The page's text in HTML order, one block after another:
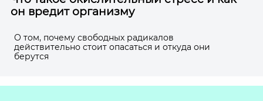
он вредит организму
О том, почему свободных радикалов
действительно стоит опасаться и откуда они
берутся